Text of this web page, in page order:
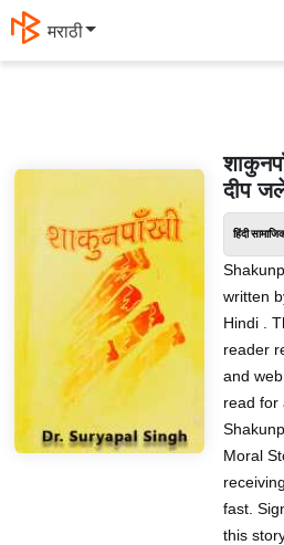
मराठी
दीप
हिंदी
written
Hindi .
reader
and
read for
Moral
fast.
this